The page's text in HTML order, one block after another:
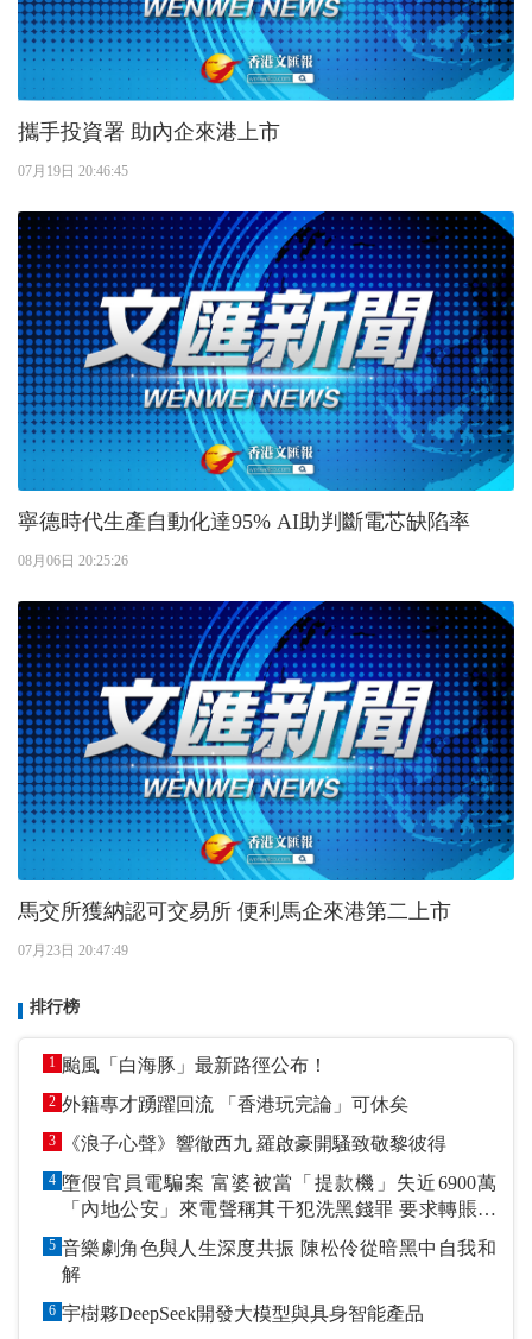
攜手投資署 助內企來港上市
07月19日 20:46:45
寧德時代生產自動化達95% AI助判斷電芯缺陷率
08月06日 20:25:26
馬交所獲納認可交易所 便利馬企來港第二上市
07月23日 20:47:49
排行榜
1 颱風「白海豚」最新路徑公布！
2 外籍專才踴躍回流 「香港玩完論」可休矣
3 《浪子心聲》響徹西九 羅啟豪開騷致敬黎彼得
4 墮假官員電騙案 富婆被當「提款機」失近6900萬
「內地公安」來電聲稱其干犯洗黑錢罪 要求轉賬到
指定戶口作「保證金」
5 音樂劇角色與人生深度共振 陳松伶從暗黑中自我和
解
6 宇樹夥DeepSeek開發大模型與具身智能產品